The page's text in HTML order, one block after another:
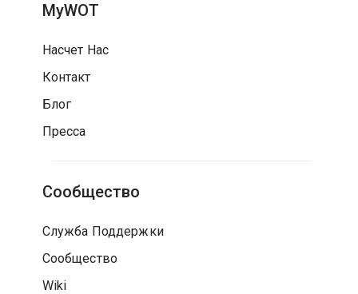
MyWOT
Насчет Нас
Контакт
Блог
Пресса
Сообщество
Служба Поддержки
Сообщество
Wiki